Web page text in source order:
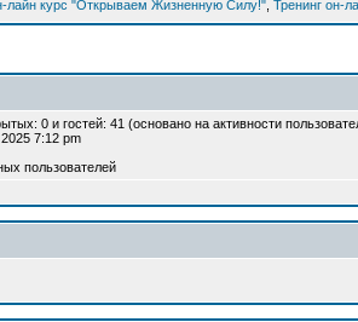
лайн курс "Открываем Жизненную Силу!" Тренинг он-
0 и гостей: 41 (основано на активности
7:12 pm
пользователей